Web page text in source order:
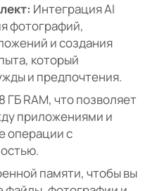
Интеграция AI
фотографий,
и создания
который
и предпочтения.
8 ГБ RAM, что позволяет
приложениями и
операции с
памяти, чтобы вы